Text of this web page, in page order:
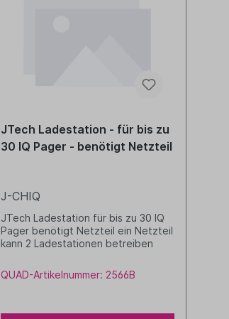
JTech Ladestation - für bis zu
30 IQ Pager - benötigt Netzteil
J-CHIQ
JTech Ladestation für bis zu 30 IQ
Pager benötigt Netzteil ein Netzteil
kann 2 Ladestationen betreiben
QUAD-Artikelnummer: 2566B